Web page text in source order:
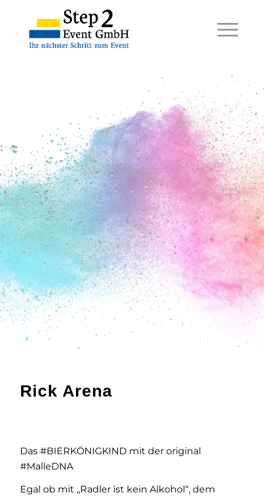
Rick Arena
Das #BIERKÖNIGKIND mit der original
#MalleDNA
Egal ob mit „Radler ist kein Alkohol“, dem